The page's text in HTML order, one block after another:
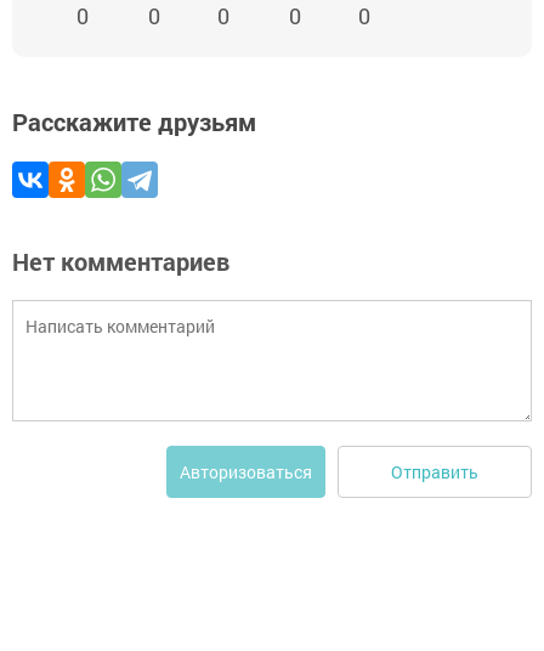
0 0 0 0 0
Расскажите друзьям
Нет комментариев
Авторизоваться Отправить